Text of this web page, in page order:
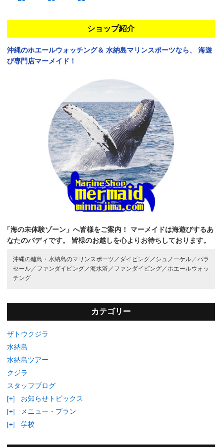
ショップ紹介
沖縄のホエールウォッチング＆ 水納島マリンスポーツなら、
海遊
び専門店マーメイド！
「海の未体験ゾーン」へ皆様をご案内！
マーメイドは海遊びするあ
なたのバディです。
皆様のお越しを心よりお待ちしております。
沖縄の離島・水納島のマリンスポーツ／ ダイビング／ シュノーケル／ パラ
セール／ ファンダイビング／海水浴／ ファンダイビング／ ホエールウォッ
チング
カテゴリー
ザトウクジラ
水納島
水納島ツアー
クジラ
スタッフブログ
[+]
お知らせトピックス
[+]
メニュー・プラン
[+]
学校